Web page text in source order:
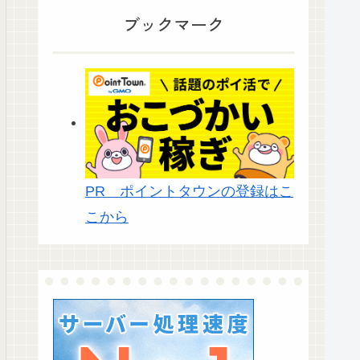
ブックマーク
PR ポイントタウンの登録はこ
こから